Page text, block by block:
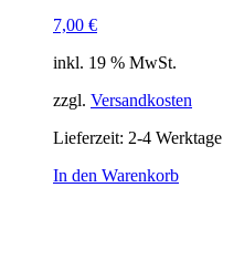
7,00 €
inkl. 19 % MwSt.
zzgl. Versandkosten
Lieferzeit: 2-4 Werktage
In den Warenkorb